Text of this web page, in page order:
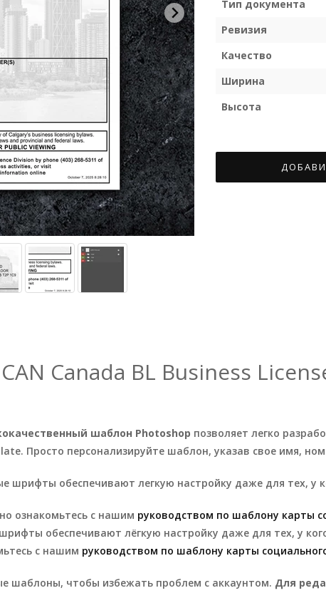
Тип документа
Ревизия
Качество
Ширина
Высота
Canada BL Business
шаблон Photoshop позволяет легко
Просто персонализируйте шаблон, указав свое имя,
шрифты обеспечивают легкую настройку даже для тех, у
ознакомьтесь с нашим руководством по шаблону карты
обеспечивают лёгкую настройку даже для тех, у
с нашим руководством по шаблону карты
шаблоны, чтобы избежать проблем с аккаунтом. Для